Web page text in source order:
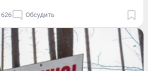
626 Обсудить